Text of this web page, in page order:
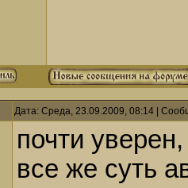
Дата: Среда, 23.09.2009, 08:14 |
почти
все же суть